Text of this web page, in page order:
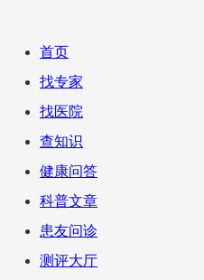
首页
找专家
找医院
查知识
健康问答
科普文章
患友问诊
测评大厅